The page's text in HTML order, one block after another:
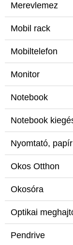
Merevlemez
Mobil rack
Mobiltelefon
Monitor
Notebook
Notebook
Nyomtató, papír
Okos Otthon
Okosóra
Optikai
Pendrive